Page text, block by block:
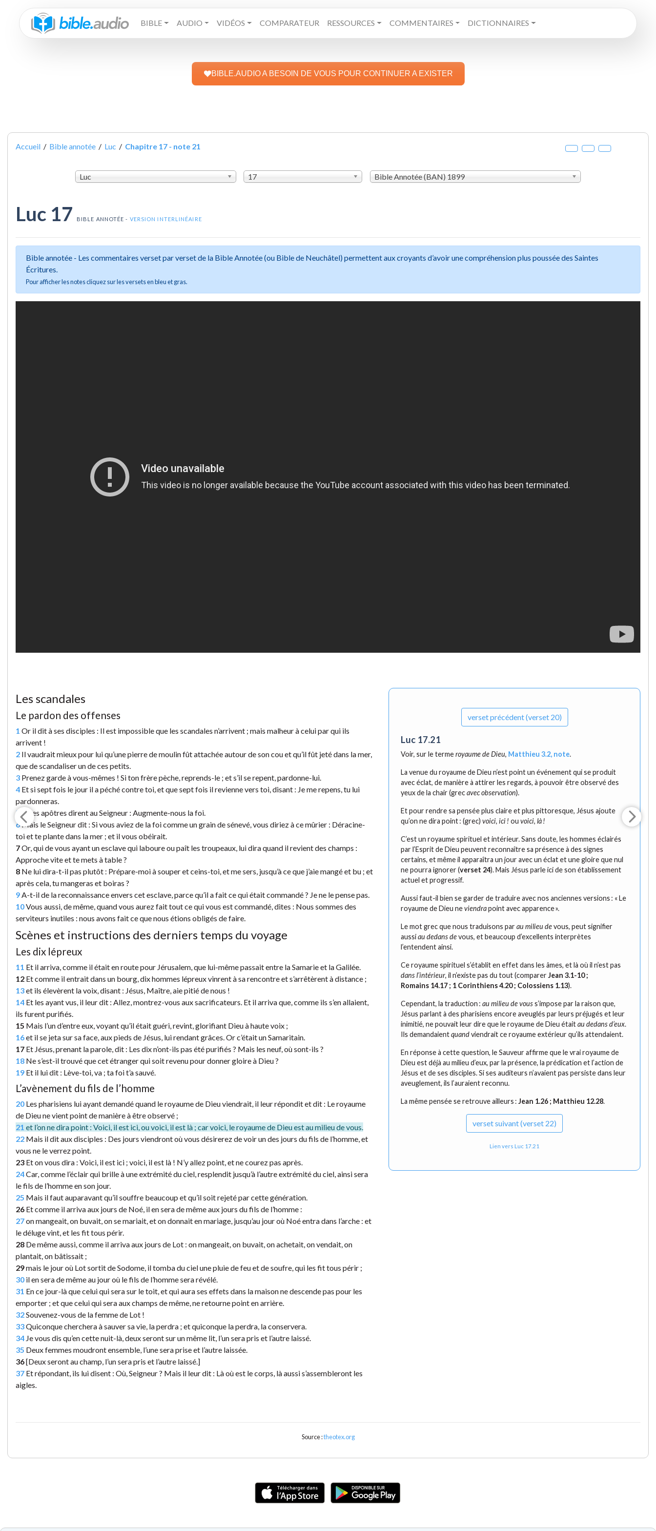
BIBLE AUDIO VIDÉOS COMPARATEUR RESSOURCES COMMENTAIRES DICTIONNAIRES
BIBLE.AUDIO A BESOIN DE VOUS POUR CONTINUER A EXISTER
Accueil / Bible annotée / Luc / Chapitre 17 - note 21
Luc 17 Bible Annotée (BAN) 1899
Luc 17 BIBLE ANNOTÉE - VERSION INTERLINÉAIRE
Bible annotée - Les commentaires verset par verset de la Bible Annotée (ou Bible de Neuchâtel) permettent aux croyants d’avoir une compréhension plus poussée des Saintes
Écritures.
Pour afficher les notes cliquez sur les versets en bleu et gras.
Les scandales
Le pardon des offenses
1 Or il dit à ses disciples : Il est impossible que les scandales n’arrivent ; mais malheur à celui par qui ils
arrivent !
2 Il vaudrait mieux pour lui qu’une pierre de moulin fût attachée autour de son cou et qu’il fût jeté dans la mer,
que de scandaliser un de ces petits.
3 Prenez garde à vous-mêmes ! Si ton frère pèche, reprends-le ; et s’il se repent, pardonne-lui.
4 Et si sept fois le jour il a péché contre toi, et que sept fois il revienne vers toi, disant : Je me repens, tu lui
pardonneras.
5 Et les apôtres dirent au Seigneur : Augmente-nous la foi.
6Mais le Seigneur dit : Si vous aviez de la foi comme un grain de sénevé, vous diriez à ce mûrier : Déracine-
toi et te plante dans la mer ; et il vous obéirait.
7Or, qui de vous ayant un esclave qui laboure ou paît les troupeaux, lui dira quand il revient des champs :
Approche vite et te mets à table ?
8 Ne lui dira-t-il pas plutôt : Prépare-moi à souper et ceins-toi, et me sers, jusqu’à ce que j’aie mangé et bu ; et
après cela, tu mangeras et boiras ?
9A-t-il de la reconnaissance envers cet esclave, parce qu’il a fait ce qui était commandé ? Je ne le pense pas.
10Vous aussi, de même, quand vous aurez fait tout ce qui vous est commandé, dites : Nous sommes des
serviteurs inutiles : nous avons fait ce que nous étions obligés de faire.
Scènes et instructions des derniers temps du voyage
Les dix lépreux
11 Et il arriva, comme il était en route pour Jérusalem, que lui-même passait entre la Samarie et la Galilée.
12 Et comme il entrait dans un bourg, dix hommes lépreux vinrent à sa rencontre et s’arrêtèrent à distance ;
13et ils élevèrent la voix, disant : Jésus, Maître, aie pitié de nous !
14 Et les ayant vus, il leur dit : Allez, montrez-vous aux sacrificateurs. Et il arriva que, comme ils s’en allaient,
ils furent purifiés.
15 Mais l’un d’entre eux, voyant qu’il était guéri, revint, glorifiant Dieu à haute voix ;
16et il se jeta sur sa face, aux pieds de Jésus, lui rendant grâces. Or c’était un Samaritain.
17 Et Jésus, prenant la parole, dit : Les dix n’ont-ils pas été purifiés ? Mais les neuf, où sont-ils ?
18 Ne s’est-il trouvé que cet étranger qui soit revenu pour donner gloire à Dieu ?
19 Et il lui dit : Lève-toi, va ; ta foi t’a sauvé.
L’avènement du fils de l’homme
20 Les pharisiens lui ayant demandé quand le royaume de Dieu viendrait, il leur répondit et dit : Le royaume
de Dieu ne vient point de manière à être observé ;
21 et l’on ne dira point : Voici, il est ici, ou voici, il est là ; car voici, le royaume de Dieu est au milieu de vous.
22 Mais il dit aux disciples : Des jours viendront où vous désirerez de voir un des jours du fils de l’homme, et
vous ne le verrez point.
23 Et on vous dira : Voici, il est ici ; voici, il est là ! N’y allez point, et ne courez pas après.
24Car, comme l’éclair qui brille à une extrémité du ciel, resplendit jusqu’à l’autre extrémité du ciel, ainsi sera
le fils de l’homme en son jour.
25 Mais il faut auparavant qu’il souffre beaucoup et qu’il soit rejeté par cette génération.
26 Et comme il arriva aux jours de Noé, il en sera de même aux jours du fils de l’homme :
27on mangeait, on buvait, on se mariait, et on donnait en mariage, jusqu’au jour où Noé entra dans l’arche : et
le déluge vint, et les fit tous périr.
28 De même aussi, comme il arriva aux jours de Lot : on mangeait, on buvait, on achetait, on vendait, on
plantait, on bâtissait ;
29mais le jour où Lot sortit de Sodome, il tomba du ciel une pluie de feu et de soufre, qui les fit tous périr ;
30 il en sera de même au jour où le fils de l’homme sera révélé.
31 En ce jour-là que celui qui sera sur le toit, et qui aura ses effets dans la maison ne descende pas pour les
emporter ; et que celui qui sera aux champs de même, ne retourne point en arrière.
32Souvenez-vous de la femme de Lot !
33Quiconque cherchera à sauver sa vie, la perdra ; et quiconque la perdra, la conservera.
34 Je vous dis qu’en cette nuit-là, deux seront sur un même lit, l’un sera pris et l’autre laissé.
35 Deux femmes moudront ensemble, l’une sera prise et l’autre laissée.
36[Deux seront au champ, l’un sera pris et l’autre laissé.]
37 Et répondant, ils lui disent : Où, Seigneur ? Mais il leur dit : Là où est le corps, là aussi s’assembleront les
aigles.
versetprécédent (verset 20)
Luc 17.21
Voir, sur le termeroyaume de Dieu, Matthieu 3.2, note.
La venue du royaume de Dieu n’est point un événement qui se produit
avec éclat, de manière à attirer les regards, à pouvoir être observé des
yeux de la chair (grecavec observation).
Et pour rendre sa pensée plus claire et plus pittoresque, Jésus ajoute
qu’on ne dira point : (grec)voici, ici ! ouvoici, là !
C’est un royaume spirituel et intérieur. Sans doute, les hommes éclairés
par l’Esprit de Dieu peuvent reconnaître sa présence à des signes
certains, et même il apparaîtra un jour avec un éclat et une gloire que nul
ne pourra ignorer (verset 24). Mais Jésus parle ici de son établissement
actuel et progressif.
Aussi faut-il bien se garder de traduire avec nos anciennes versions : « Le
royaume de Dieu neviendrapoint avec apparence ».
Le mot grec que nous traduisons parau milieu devous, peut signifier
aussiau dedans devous, et beaucoup d’excellents interprètes
l’entendent ainsi.
Ce royaume spirituel s’établit en effet dans les âmes, et là où il n’est pas
dans l’intérieur, il n’existe pas du tout (comparerJean 3.1-10;
Romains 14.17 ; 1 Corinthiens 4.20; Colossiens 1.13).
Cependant, la traduction :au milieu de vouss’impose par la raison que,
Jésus parlant à des pharisiens encore aveuglés par leurs préjugés et leur
inimitié, ne pouvait leur dire que le royaume de Dieu étaitau dedans d’eux.
Ils demandaientquandviendrait ce royaume extérieur qu’ils attendaient.
En réponse à cette question, le Sauveur affirme que le vrai royaume de
Dieu est déjà au milieu d’eux, par la présence, la prédication et l’action de
Jésus et de ses disciples. Si ses auditeurs n’avaient pas persiste dans leur
aveuglement, ils l’auraient reconnu.
La même pensée se retrouve ailleurs :Jean 1.26 ; Matthieu 12.28.
versetsuivant (verset 22)
Lien vers Luc 17.21
Source :theotex.org